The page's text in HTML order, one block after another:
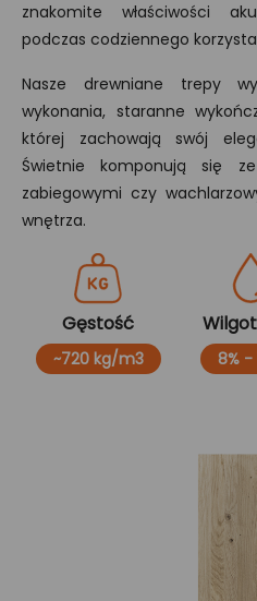
znakomite właściwości
podczas codziennego
Nasze drewniane trepy
wykonania, staranne
której zachowają swój
Świetnie komponują się
zabiegowymi czy
wnętrza.
Gęstość
~720 kg/m3 8% -